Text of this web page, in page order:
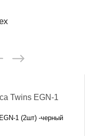
1 (2шт) -черный